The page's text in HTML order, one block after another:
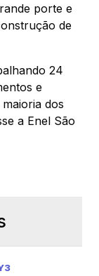
porte e
de
24
e
dos
a Enel São